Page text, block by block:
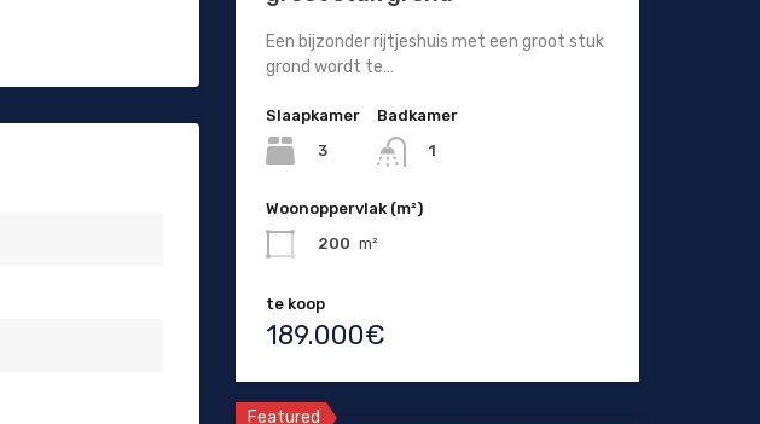
Een bijzonder rijtjeshuis met een groot stuk
grond wordt te…
Slaapkamer
3
Badkamer
1
Woonoppervlak (m²)
200 m²
te koop
189.000€
Featured